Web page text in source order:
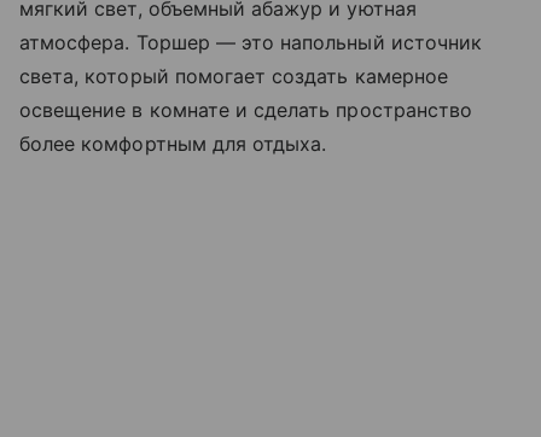
мягкий свет, объемный абажур и уютная
атмосфера. Торшер — это напольный источник
света, который помогает создать камерное
освещение в комнате и сделать пространство
более комфортным для отдыха.